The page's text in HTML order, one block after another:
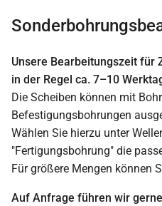
Unsere Bearbeitungszeit für
in der Regel ca. 7–10
Die Scheiben können mit
Befestigungsbohrungen
Wählen Sie hierzu unter
"Fertigungsbohrung" die
Für größere Mengen können
Auf Anfrage führen wir